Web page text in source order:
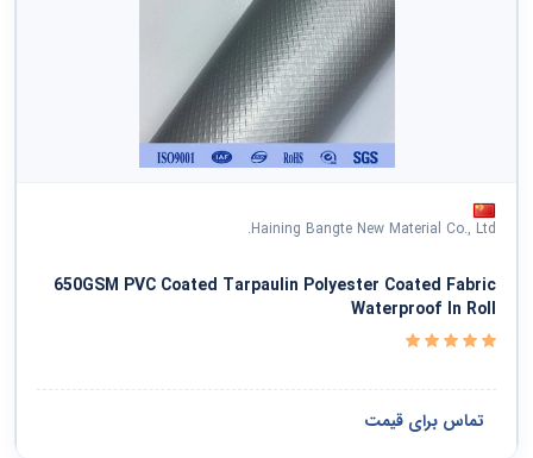
Haining Bangte New Material Co., Ltd.
650GSM PVC Coated Tarpaulin Polyester Coated Fabric
Waterproof In Roll
تماس برای قیمت